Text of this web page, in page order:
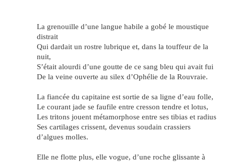
La grenouille d’une langue habile a gobé le moustique
distrait
Qui dardait un rostre lubrique et, dans la touffeur de la
nuit,
S’était alourdi d’une goutte de ce sang bleu qui avait fui
De la veine ouverte au silex d’Ophélie de la Rouvraie.
La fiancée du capitaine est sortie de sa ligne d’eau folle,
Le courant jade se faufile entre cresson tendre et lotus,
Les tritons jouent métamorphose entre ses tibias et radius
Ses cartilages crissent, devenus soudain crassiers
d’algues molles.
Elle ne flotte plus, elle vogue, d’une roche glissante à